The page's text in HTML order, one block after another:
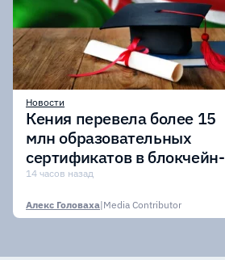
Новости
Кения перевела более 15
млн образовательных
сертификатов в блокчейн-
сеть Avalanche
14 часов назад
Алекс Головаха|Media Contributor